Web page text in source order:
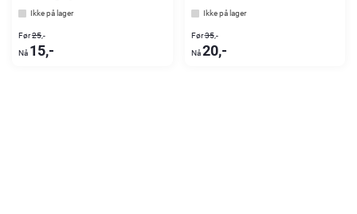
Ikke på lager
25,-
15,-
Ikke på lager
35,-
20,-